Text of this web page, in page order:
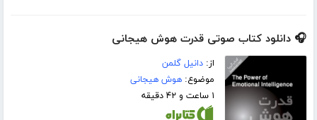
🎧 دانلود کتاب صوتی قدرت هوش هیجانی
از:دانیل گلمن
موضوع:هوش هیجانی
۱ ساعت و ۴۲ دقیقه